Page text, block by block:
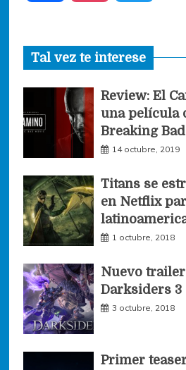
c
e
b
o
o
s
t
a
g
r
m
i
t
t
r
Tal vez te interese
Review: El
una película
Breaking Bad
14 octubre, 2019
Titans se
en Netflix
1 octubre, 2018
Nuevo
Darksiders 3
3 octubre, 2018
Primer